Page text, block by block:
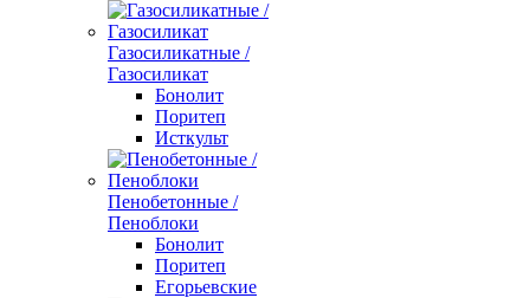
Газосиликатные /
Газосиликат
Бонолит
Поритеп
Исткульт
Пенобетонные /
Пеноблоки
Бонолит
Поритеп
Егорьевские